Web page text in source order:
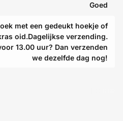
Goed
met een gedeukt hoekje of
oid.Dagelijkse verzending.
13.00 uur? Dan verzenden
we dezelfde dag nog!